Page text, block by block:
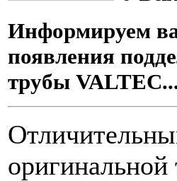
Информируем
появления
трубы VALTEC
оригинальной